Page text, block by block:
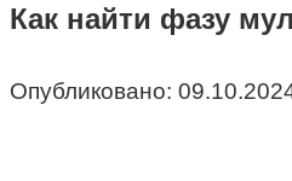
Как найти фазу
Опубликовано: